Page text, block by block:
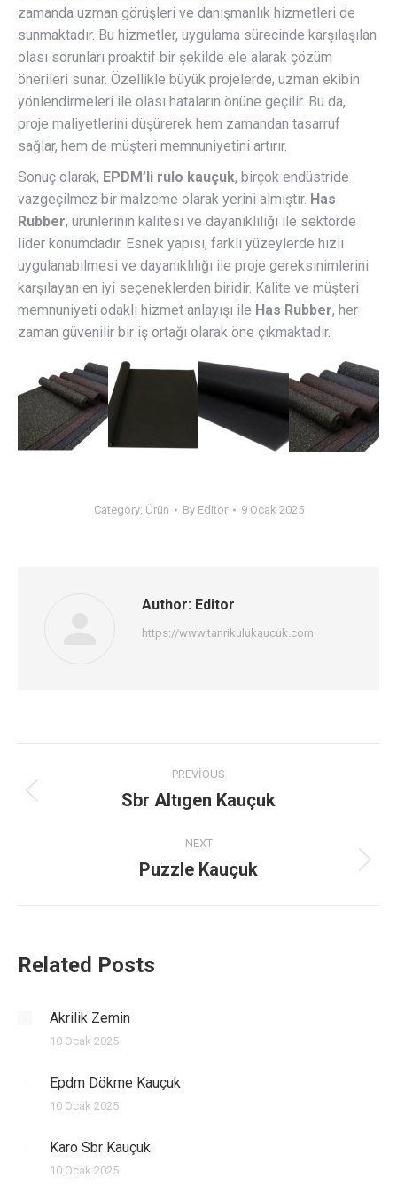
zamanda uzman görüşleri ve danışmanlık hizmetleri de
sunmaktadır. Bu hizmetler, uygulama sürecinde karşılaşılan
olası sorunları proaktif bir şekilde ele alarak çözüm
önerileri sunar. Özellikle büyük projelerde, uzman ekibin
yönlendirmeleri ile olası hataların önüne geçilir. Bu da,
proje maliyetlerini düşürerek hem zamandan tasarruf
sağlar, hem de müşteri memnuniyetini artırır.
Sonuç olarak, EPDM’li rulo kauçuk, birçok endüstride
vazgeçilmez bir malzeme olarak yerini almıştır. Has
Rubber, ürünlerinin kalitesi ve dayanıklılığı ile sektörde
lider konumdadır. Esnek yapısı, farklı yüzeylerde hızlı
uygulanabilmesi ve dayanıklılığı ile proje gereksinimlerini
karşılayan en iyi seçeneklerden biridir. Kalite ve müşteri
memnuniyeti odaklı hizmet anlayışı ile Has Rubber, her
zaman güvenilir bir iş ortağı olarak öne çıkmaktadır.
Category: Ürün By Editor 9 Ocak 2025
Author: Editor
https://www.tanrikulukaucuk.com
navigation
PREVIOUS
Previous
Sbr Altıgen Kauçuk
NEXT
Next
Puzzle Kauçuk
Related Posts
Akrilik Zemin
10 Ocak 2025
Epdm Dökme Kauçuk
10 Ocak 2025
Karo Sbr Kauçuk
10 Ocak 2025